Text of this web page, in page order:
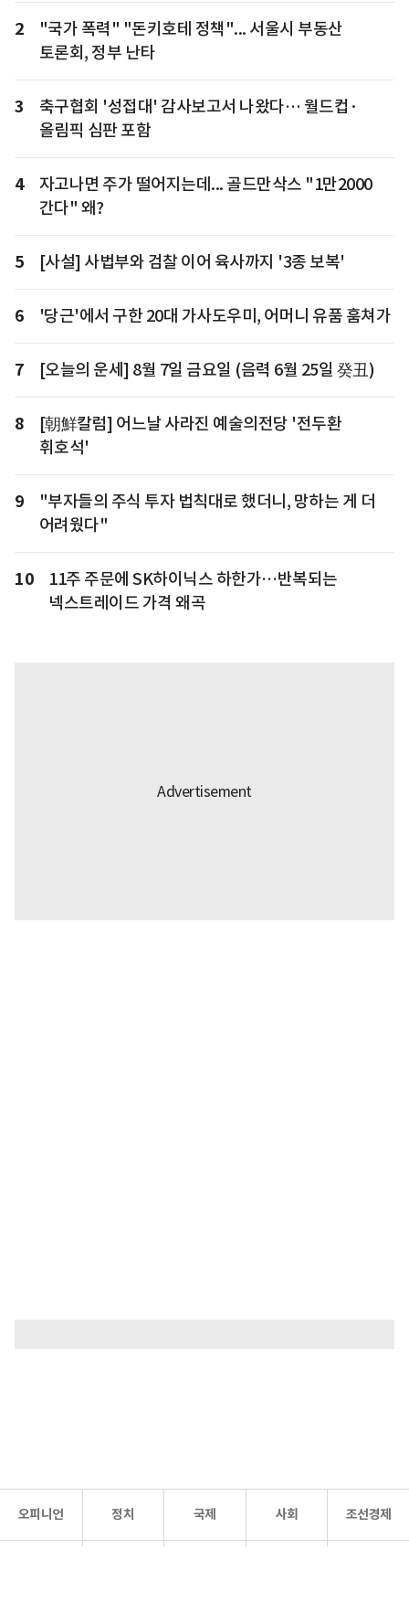
2
"국가 폭력" "돈키호테 정책"... 서울시 부동산
토론회, 정부 난타
3
축구협회 '성접대' 감사보고서 나왔다… 월드컵·
올림픽 심판 포함
4
자고나면 주가 떨어지는데... 골드만삭스 "1만2000
간다" 왜?
5 [사설] 사법부와 검찰 이어 육사까지 '3종 보복'
6 '당근'에서 구한 20대 가사도우미, 어머니 유품 훔쳐가
7 [오늘의 운세] 8월 7일 금요일 (음력 6월 25일 癸丑)
8
[朝鮮칼럼] 어느날 사라진 예술의전당 '전두환
휘호석'
9
"부자들의 주식 투자 법칙대로 했더니, 망하는 게 더
어려웠다"
10
11주 주문에 SK하이닉스 하한가…반복되는
넥스트레이드 가격 왜곡
오피니언 정치 국제 사회 조선경제